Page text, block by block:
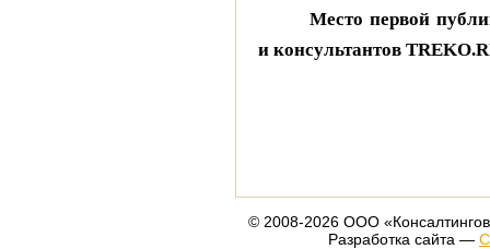
Место первой
и консультантов
© 2008-2026 ООО
Разработка сайта —